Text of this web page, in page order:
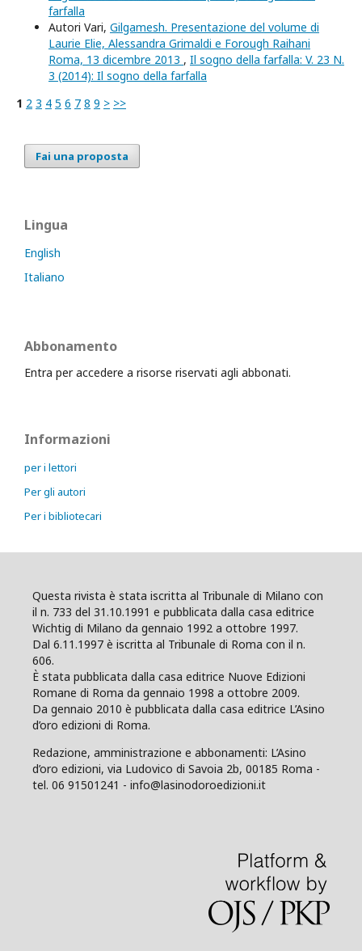
farfalla
Autori Vari, Gilgamesh. Presentazione del volume di
Laurie Elie, Alessandra Grimaldi e Forough Raihani
Roma, 13 dicembre 2013 , Il sogno della farfalla: V. 23 N.
3 (2014): Il sogno della farfalla
1 2 3 4 5 6 7 8 9 > >>
Fai una proposta
Lingua
English
Italiano
Abbonamento
Entra per accedere a risorse riservati agli abbonati.
Informazioni
per i lettori
Per gli autori
Per i bibliotecari
Questa rivista è stata iscritta al Tribunale di Milano con
il n. 733 del 31.10.1991 e pubblicata dalla casa editrice
Wichtig di Milano da gennaio 1992 a ottobre 1997.
Dal 6.11.1997 è iscritta al Tribunale di Roma con il n.
606.
È stata pubblicata dalla casa editrice Nuove Edizioni
Romane di Roma da gennaio 1998 a ottobre 2009.
Da gennaio 2010 è pubblicata dalla casa editrice L’Asino
d’oro edizioni di Roma.
Redazione, amministrazione e abbonamenti: L’Asino
d’oro edizioni, via Ludovico di Savoia 2b, 00185 Roma -
tel. 06 91501241 - info@lasinodoroedizioni.it